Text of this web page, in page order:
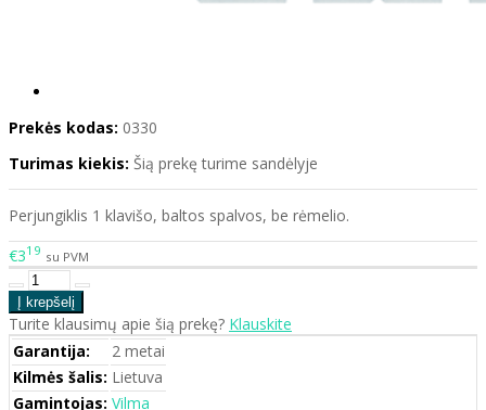
Prekės kodas: 0330
Turimas kiekis: Šią prekę turime sandėlyje
Perjungiklis 1 klavišo, baltos spalvos, be rėmelio.
€319 su PVM
Turite klausimų apie šią prekę? Klauskite
Garantija:
2 metai
Kilmės šalis: Lietuva
Gamintojas: Vilma